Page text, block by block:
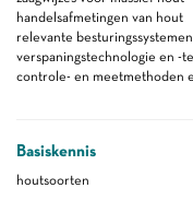
handelsafmetingen van hout
relevante besturingssystemen
verspaningstechnologie en -
controle- en meetmethoden
Basiskennis
houtsoorten